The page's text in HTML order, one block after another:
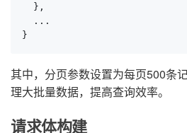
  },
  ...
}
其中，分页参数设置为每页500条
理大批量数据，提高查询效率。
请求体构建